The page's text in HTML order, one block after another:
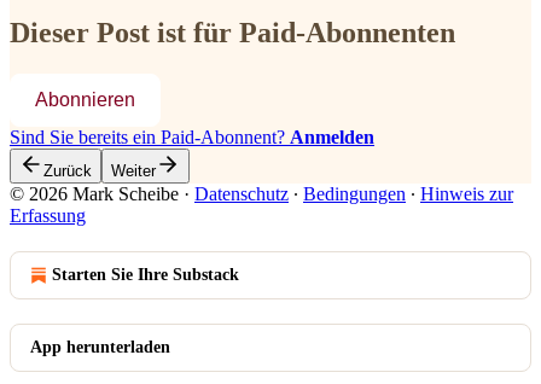
Dieser Post ist für Paid-Abonnenten
Abonnieren
Sind Sie bereits ein Paid-Abonnent? Anmelden
Zurück Weiter
© 2026 Mark Scheibe · Datenschutz ∙ Bedingungen ∙ Hinweis zur
Erfassung
Starten Sie Ihre Substack
App herunterladen